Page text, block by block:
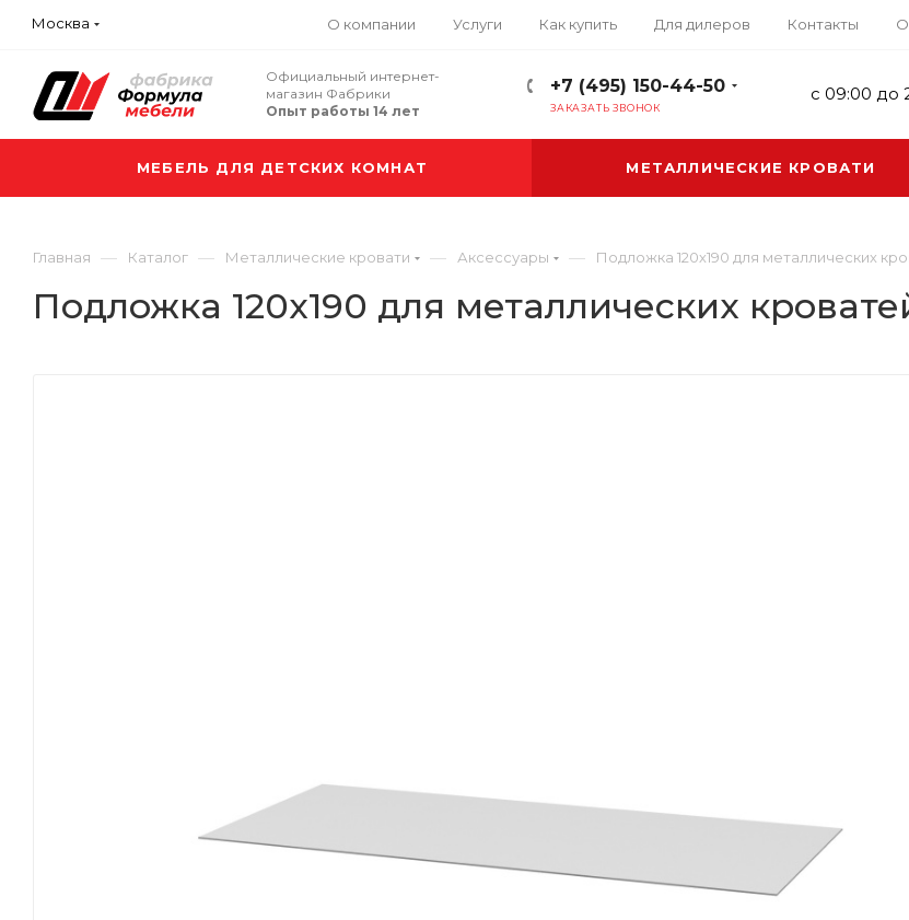
Москва О компании Услуги Как купить Для дилеров Контакты
Официальный интернет-
магазин Фабрики
Опыт работы 14 лет
+7 (495) 150-44-50
ЗАКАЗАТЬ ЗВОНОК
с 09:00 до
МЕБЕЛЬ ДЛЯ ДЕТСКИХ КОМНАТ МЕТАЛЛИЧЕСКИЕ КРОВАТИ
Главная — Каталог — Металлические кровати — Аксессуары — Подложка 120х190 для металлических
Подложка 120х190 для металлических